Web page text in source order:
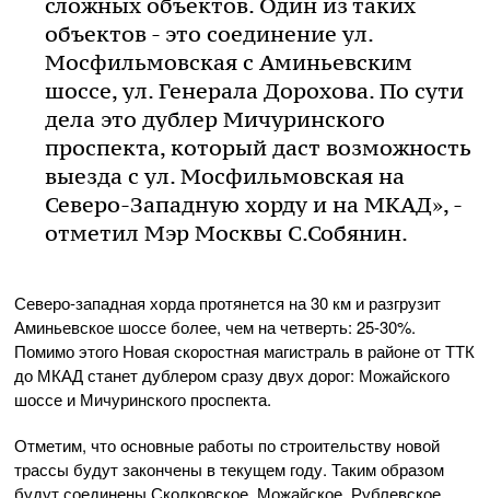
объектов - это соединение ул.
Мосфильмовская с Аминьевским
шоссе, ул. Генерала Дорохова. По сути
дела это дублер Мичуринского
проспекта, который даст возможность
выезда с ул. Мосфильмовская на
Северо-Западную хорду и на МКАД», -
отметил Мэр Москвы С.Собянин.
Северо-западная хорда протянется на 30 км и разгрузит
Аминьевское шоссе более, чем на четверть: 25-30%.
Помимо этого Новая скоростная магистраль в районе от ТТК
до МКАД станет дублером сразу двух дорог: Можайского
шоссе и Мичуринского проспекта.
Отметим, что основные работы по строительству новой
трассы будут закончены в текущем году. Таким образом
будут соединены Сколковское, Можайское, Рублевское,